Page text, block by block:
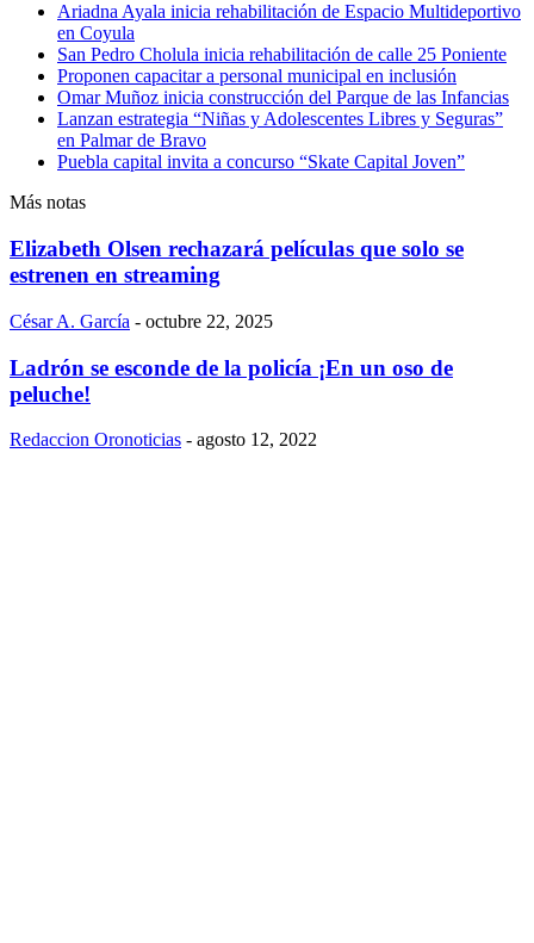
Ariadna Ayala inicia rehabilitación de Espacio Multideportivo
en Coyula
San Pedro Cholula inicia rehabilitación de calle 25 Poniente
Proponen capacitar a personal municipal en inclusión
Omar Muñoz inicia construcción del Parque de las Infancias
Lanzan estrategia “Niñas y Adolescentes Libres y Seguras”
en Palmar de Bravo
Puebla capital invita a concurso “Skate Capital Joven”
Más notas
Elizabeth Olsen rechazará películas que solo se
estrenen en streaming
César A. García - octubre 22, 2025
Ladrón se esconde de la policía ¡En un oso de
peluche!
Redaccion Oronoticias - agosto 12, 2022